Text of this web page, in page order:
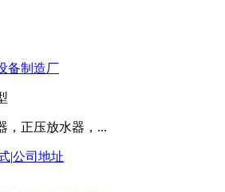
备制造厂
，正压放水器，...
|公司地址